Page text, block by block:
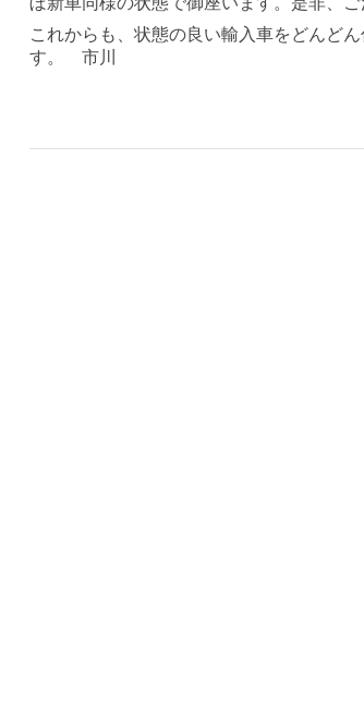
これからも、状態の良い輸入車をどんど
す。 市川